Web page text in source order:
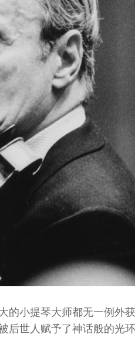
的小提琴大师都无一例外
后世人赋予了神话般的光